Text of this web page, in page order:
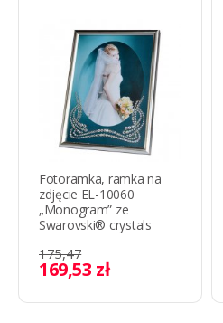
Fotoramka, ramka na
zdjęcie EL-10060
„Monogram” ze
Swarovski® crystals
175,47
169,53 zł